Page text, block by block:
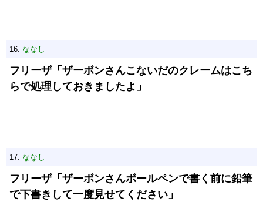
16: ななし
フリーザ「ザーボンさんこないだのクレームはこち
らで処理しておきましたよ」
17: ななし
フリーザ「ザーボンさんボールペンで書く前に鉛筆
で下書きして一度見せてください」